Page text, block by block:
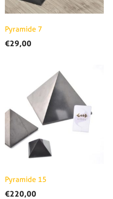
Pyramide 7
€29,00
Pyramide 15
€220,00